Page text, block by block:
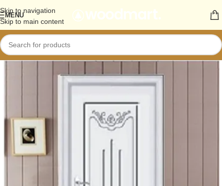
Skip to navigation
Skip to main content
MENU